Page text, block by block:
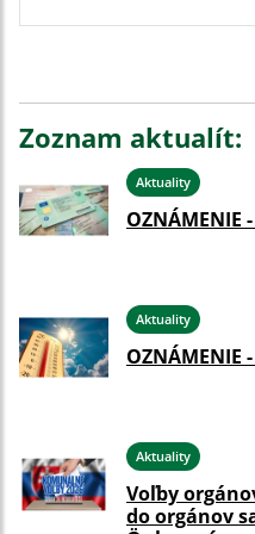
Zoznam aktualít:
Aktuality
OZNÁMENIE -
Aktuality
OZNÁMENIE -
Aktuality
Voľby
do orgánov